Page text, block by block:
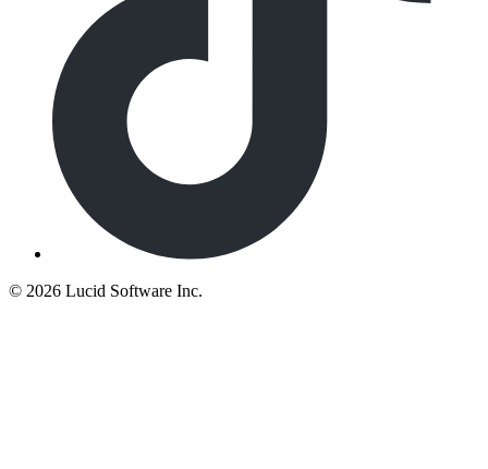
© 2026 Lucid Software Inc.